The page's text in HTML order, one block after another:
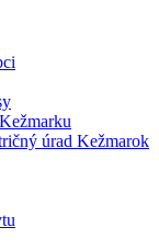
úrad Kežmarok